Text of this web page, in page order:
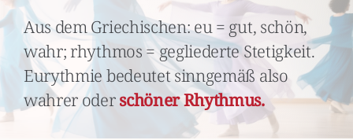
Aus dem Griechischen: eu = gut, schön,
wahr; rhythmos = gegliederte Stetigkeit.
Eurythmie bedeutet sinngemäß also
wahrer oderschöner Rhythmus.